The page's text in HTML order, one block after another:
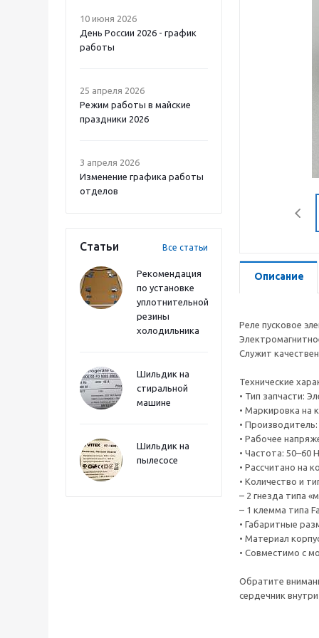
10 июня 2026
День России 2026 - график
работы
25 апреля 2026
Режим работы в майские
праздники 2026
3 апреля 2026
Изменение графика работы
отделов
Статьи Все статьи
Рекомендация
по установке
уплотнительной
резины
холодильника
Шильдик на
стиральной
машине
Шильдик на
пылесосе
Описание
Реле пусковое
Служит
Технические
• Тип запчасти:
• Маркировка на
• Производитель:
• Рабочее
• Частота: 50–60
• Рассчитано на
• Количество и
– 2 гнезда типа
– 1 клемма типа
• Габаритные
• Материал
• Совместимо с
Обратите
сердечник